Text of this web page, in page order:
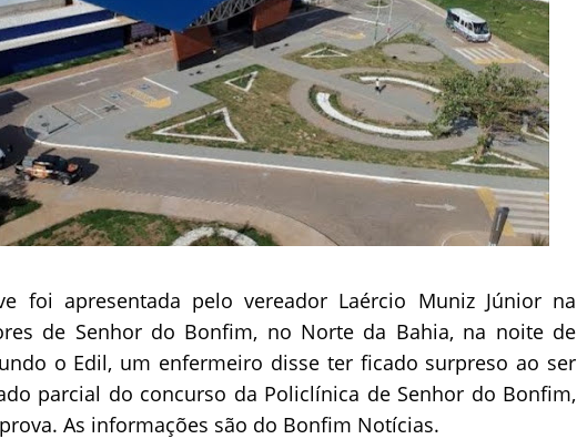
foi apresentada pelo vereador Laércio Muniz Júnior na
de Senhor do Bonfim, no Norte da Bahia, na noite de
o Edil, um enfermeiro disse ter ficado surpreso ao ser
parcial do concurso da Policlínica de Senhor do Bonfim,
As informações são do Bonfim Notícias.